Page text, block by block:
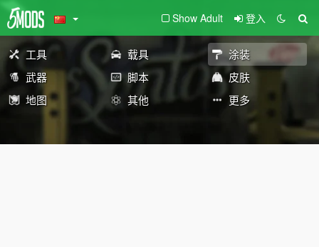
Show Adult 登入
工具 载具
涂装
武器
脚本
皮肤
地图
其他 更多